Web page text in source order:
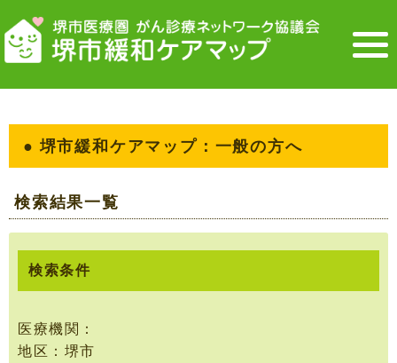
● 堺市緩和ケアマップ：一般の方へ
検索結果一覧
検索条件
医療機関：
地区：堺市